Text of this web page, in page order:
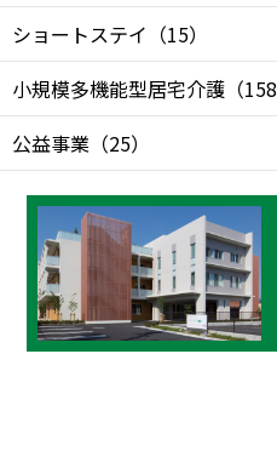
ショートステイ （15）
小規模多機能型居宅介護 （158
公益事業 （25）